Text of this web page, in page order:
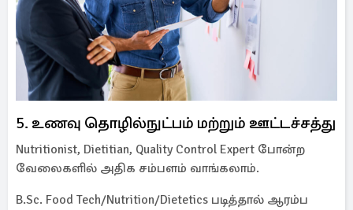
5. உணவு தொழில்நுட்பம் மற்றும் ஊட்டச்சத்து
Nutritionist, Dietitian, Quality Control Expert போன்ற
வேலைகளில் அதிக சம்பளம் வாங்கலாம்.
B.Sc. Food Tech/Nutrition/Dietetics படித்தால் ஆரம்ப